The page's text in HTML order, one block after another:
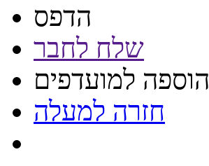
הדפס
שלח לחבר
הוספה למועדפים
חזרה למעלה